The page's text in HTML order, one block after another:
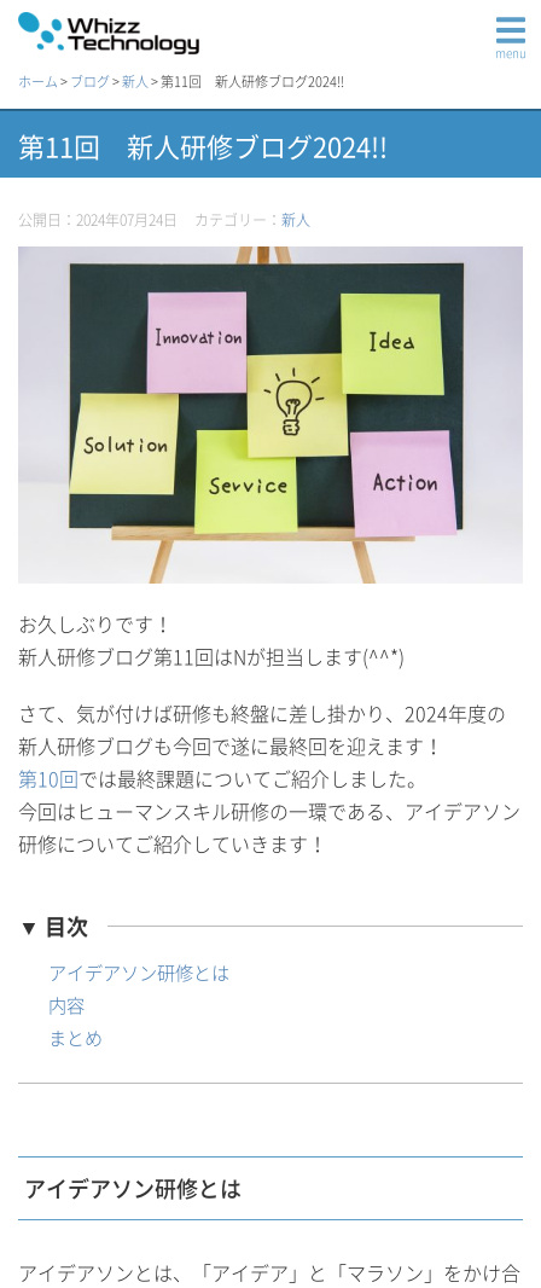
menu
ホーム>ブログ>新人>第11回 新人研修ブログ2024!!
第11回 新人研修ブログ2024!!
公開日：2024年07月24日 カテゴリー： 新人
お久しぶりです！
新人研修ブログ第11回はNが担当します(^^*)
さて、気が付けば研修も終盤に差し掛かり、2024年度の
新人研修ブログも今回で遂に最終回を迎えます！
第10回では最終課題についてご紹介しました。
今回はヒューマンスキル研修の一環である、アイデアソン
研修についてご紹介していきます！
▼ 目次
アイデアソン研修とは
内容
まとめ
アイデアソン研修とは
アイデアソンとは、「アイデア」と「マラソン」をかけ合